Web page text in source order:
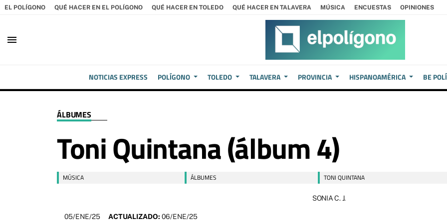
EL POLÍGONO QUÉ HACER EN EL POLÍGONO QUÉ HACER EN TOLEDO QUÉ HACER EN TALAVERA MÚSICA ENCUESTAS OPINIONES
menu
NOTICIAS EXPRESS POLÍGONO TOLEDO TALAVERA PROVINCIA HISPANOAMÉRICA BE
ÁLBUMES
Toni Quintana (álbum 4)
MÚSICA ÁLBUMES TONI QUINTANA
SONIA C. J.
05/ENE/25 ACTUALIZADO: 06/ENE/25